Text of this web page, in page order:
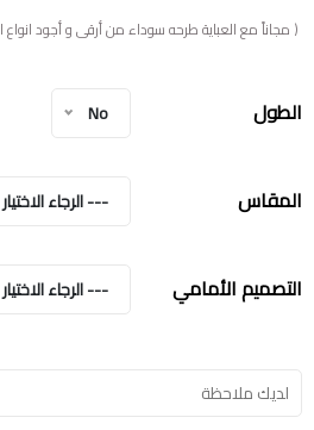
( مجاناً مع العباية طرحه سوداء من أرقى و أجود انواع
الطول No
المقاس --- الرجاء
التصميم الأمامي --- الرجاء